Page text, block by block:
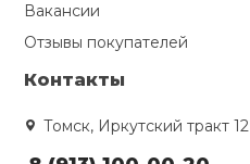
Вакансии
Отзывы покупателей
Контакты
Томск, Иркутский тракт 12